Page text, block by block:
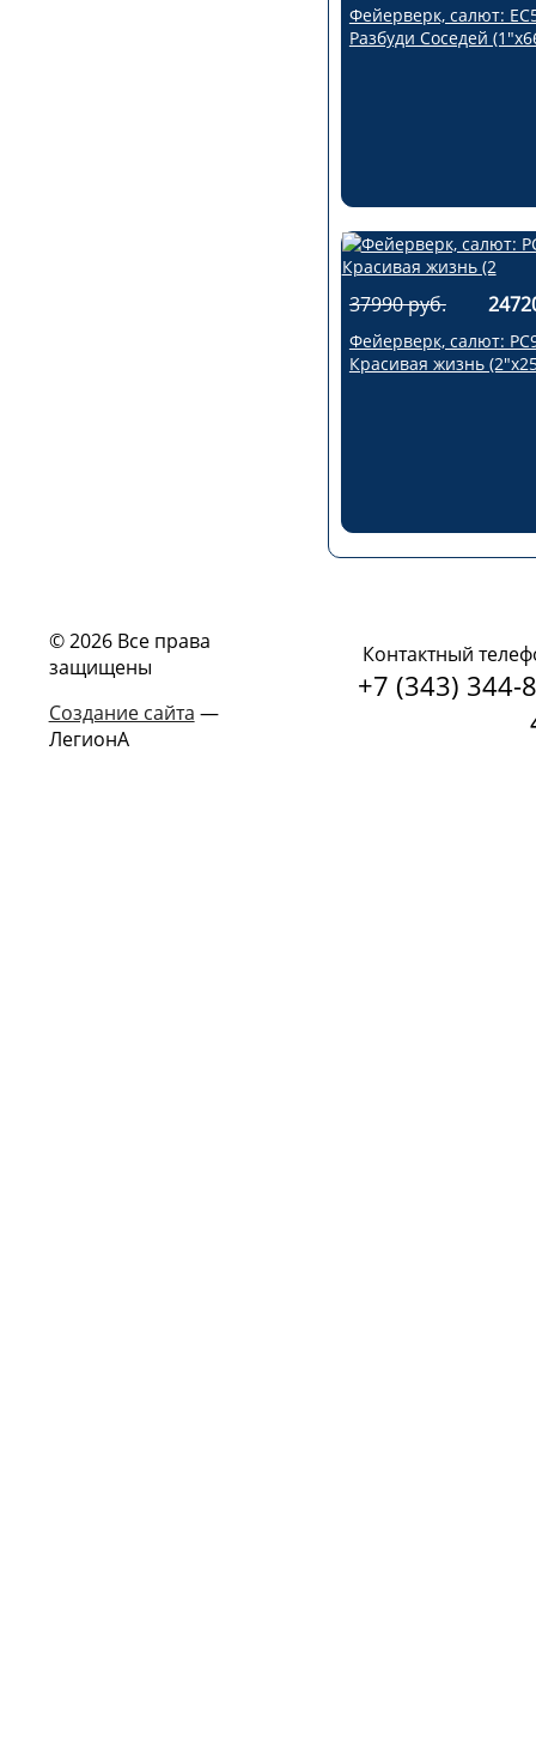
Фейерверк, салют:
Разбуди Соседей
37990 руб.
Фейерверк, салют:
Красивая жизнь
© 2026 Все права
защищены
Создание сайта —
ЛегионА
Контактный
+7 (343) 344-